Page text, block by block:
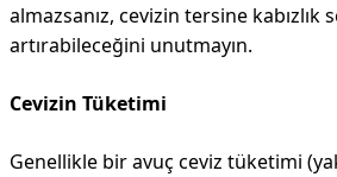
almazsanız, cevizin tersine kabızlık
artırabileceğini unutmayın.
Cevizin Tüketimi
Genellikle bir avuç ceviz tüketimi